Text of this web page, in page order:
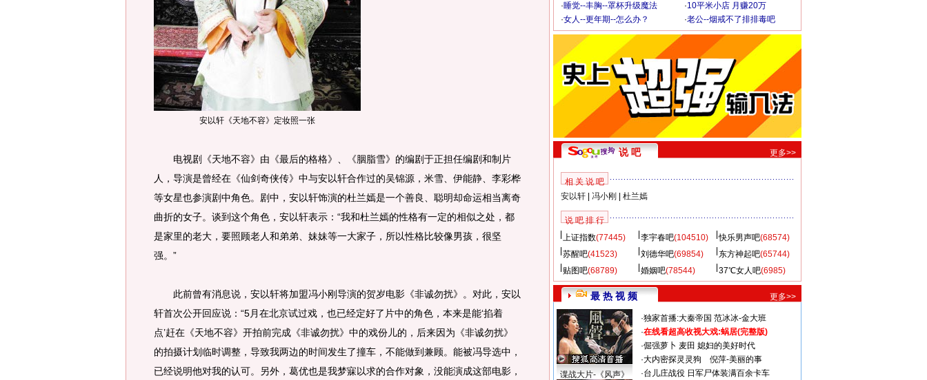
安以轩《天地不容》定妆照一张
电视剧《天地不容》由《最后的格格》、《胭脂雪》的编剧于正担任编剧和制片
人，导演是曾经在《仙剑奇侠传》中与安以轩合作过的吴锦源，米雪、伊能静、李彩桦
等女星也参演剧中角色。剧中，安以轩饰演的杜兰嫣是一个善良、聪明却命运相当离奇
曲折的女子。谈到这个角色，安以轩表示：“我和杜兰嫣的性格有一定的相似之处，都
是家里的老大，要照顾老人和弟弟、妹妹等一大家子，所以性格比较像男孩，很坚
强。”
此前曾有消息说，安以轩将加盟冯小刚导演的贺岁电影《非诚勿扰》。对此，安以
轩首次公开回应说：“5月在北京试过戏，也已经定好了片中的角色，本来是能‘掐着
点’赶在《天地不容》开拍前完成《非诚勿扰》中的戏份儿的，后来因为《非诚勿扰》
的拍摄计划临时调整，导致我两边的时间发生了撞车，不能做到兼顾。能被冯导选中，
已经说明他对我的认可。另外，葛优也是我梦寐以求的合作对象，没能演成这部电影，
·睡觉--丰胸--罩杯升级魔法 ·10平米小店 月赚20万
·女人--更年期--怎么办？ ·老公--烟戒不了排排毒吧
说 吧 更多>>
相 关 说 吧
安以轩| 冯小刚 杜兰嫣
说 吧 排 行
上证指数(77445) 李宇春吧(104510) 快乐男声吧(68574)
苏醒吧(41523) 刘德华吧(69854) 东方神起吧(65744)
贴图吧(68789) 婚姻吧(78544) 37℃女人吧(6985)
最 热 视 频 更多>>
谍战大片-《风声》
·独家首播:大秦帝国 范冰冰-金大班
·在线看超高收视大戏:蜗居(完整版)
·倔强萝卜 麦田 媳妇的美好时代
·大内密探灵灵狗
倪萍-美丽的事
·台儿庄战役 日军尸体装满百余卡车